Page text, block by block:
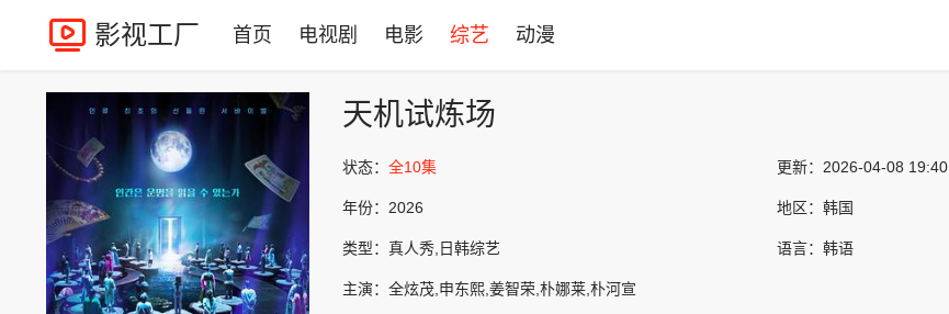
影视工厂 首页 电视剧 电影 综艺 动漫
天机试炼场
状态： 全10集 更新： 2026-04-08 19:40
年份： 2026 地区： 韩国
类型： 真人秀,日韩综艺 语言： 韩语
主演： 全炫茂,申东熙,姜智荣,朴娜莱,朴河宣